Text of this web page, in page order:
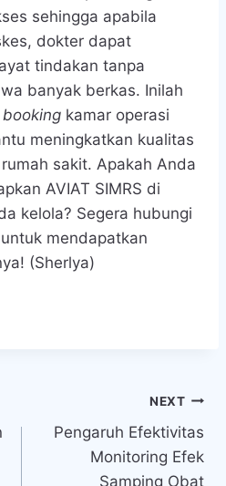
sehingga apabila
dokter dapat
tindakan tanpa
banyak berkas. Inilah
booking kamar operasi
meningkatkan kualitas
sakit. Apakah Anda
AVIAT SIMRS di
kelola? Segera hubungi
untuk mendapatkan
(Sherlya)
NEXT
Pengaruh Efektivitas
Monitoring Efek
Samping Obat